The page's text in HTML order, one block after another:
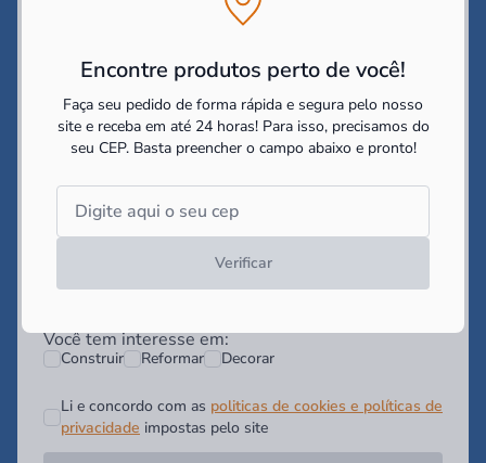
Encontre produtos perto de você!
Faça seu pedido de forma rápida e segura pelo nosso
site e receba em até 24 horas! Para isso, precisamos do
seu CEP. Basta preencher o campo abaixo e pronto!
Verificar
Digite seu nome*
Digite seu WhatsApp (Opcional)
Você tem interesse em:
Construir Reformar Decorar
Li e concordo com as politicas de cookies e políticas de
privacidade impostas pelo site